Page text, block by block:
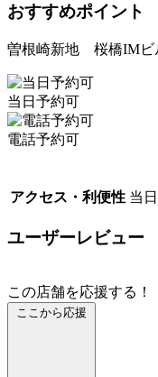
おすすめポイント
曽根崎新地 桜橋IMビ
当日予約可
電話予約可
アクセス・利便性 当
ユーザーレビュー
この店舗を応援する！
ここから応援